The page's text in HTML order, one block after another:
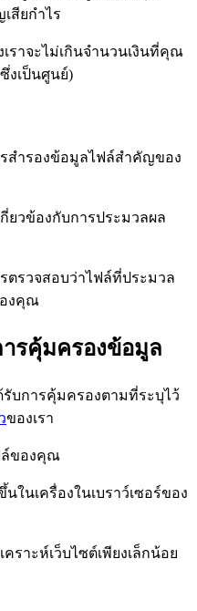
สียกำไร
ราจะไม่เกินจำนวนเงินที่คุณ
งเป็นศูนย์)
สำรองข้อมูลไฟล์สำคัญของ
ยวข้องกับการประมวลผล
รวจสอบว่าไฟล์ที่ประมวล
องคุณ
รคุ้มครองข้อมูล
บการคุ้มครองตามที่ระบุไว้
ของเรา
ล์ของคุณ
ในเครื่องในเบราว์เซอร์ของ
ราะห์เว็บไซต์เพียงเล็กน้อย